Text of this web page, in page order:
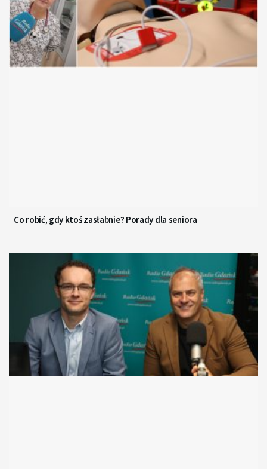
Co robić, gdy ktoś zasłabnie? Porady dla seniora